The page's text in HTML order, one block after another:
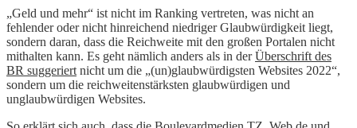
„Geld und mehr“ ist nicht im Ranking vertreten, was nicht an
fehlender oder nicht hinreichend niedriger Glaubwürdigkeit liegt,
sondern daran, dass die Reichweite mit den großen Portalen nicht
mithalten kann. Es geht nämlich anders als in derÜberschrift des
BR suggeriert nicht um die „(un)glaubwürdigsten Websites 2022“,
sondern um die reichweitenstärksten glaubwürdigen und
unglaubwürdigen Websites.